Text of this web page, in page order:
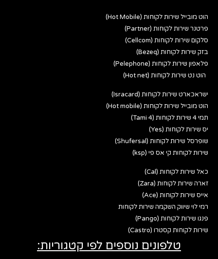
הוט מובייל שירות לקוחות (Hot Mobile)
פרטנר שירות לקוחות (Partner)
סלקום שירות לקוחות (Cellcom)
בזק שירות לקוחות (Bezeq)
פלאפון שירות לקוחות (Pelephone)
הוט נט שירות לקוחות (Hot net)
ישראכארט שירות לקוחות (Isracard)
הוט מובייל שירות לקוחות (Hot mobile)
תמי 4 שירות לקוחות (Tami 4)
יס שירות לקוחות (Yes)
שופרסל שירות לקוחות (Shufersal)
שירות לקוחות קי אס פי (ksp)
כאל שירות לקוחות (Cal)
זארה שירות לקוחות (Zara)
אייס שירות לקוחות (Ace)
רמי לוי שיווק השקמה שירות לקוחות
פנגו שירות לקוחות (Pango)
שירות לקוחות קסטרו (Castro)
טלפונים נוספים לפי קטגוריות: